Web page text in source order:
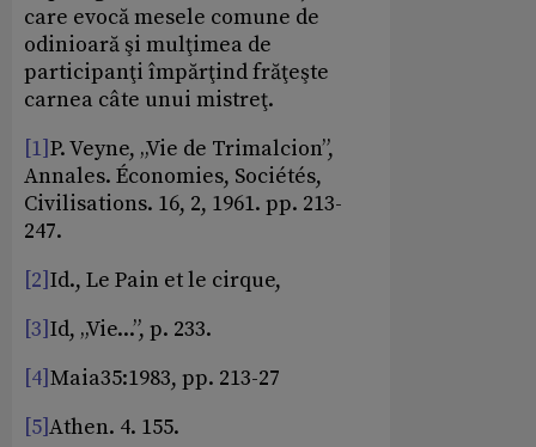
care evocă mesele comune de
odinioară şi mulţimea de
participanţi împărţind frăţeşte
carnea câte unui mistreţ.
[1]P. Veyne, „Vie de Trimalcion”,
Annales. Économies, Sociétés,
Civilisations. 16, 2, 1961. pp. 213-
247.
[2]Id., Le Pain et le cirque,
[3]Id, „Vie...”, p. 233.
[4]Maia35:1983, pp. 213-27
[5]Athen. 4. 155.